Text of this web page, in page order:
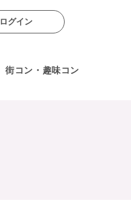
街コン・趣味コン
ログイン